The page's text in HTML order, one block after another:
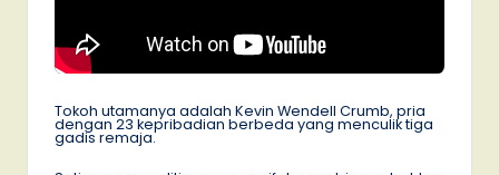
Tokoh utamanya adalah Kevin Wendell Crumb, pria
dengan 23 kepribadian berbeda yang menculik tiga
gadis remaja.